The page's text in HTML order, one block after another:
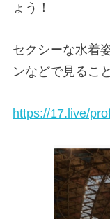
ょう！
セクシーな水着
ンなどで見るこ
https://17.live/